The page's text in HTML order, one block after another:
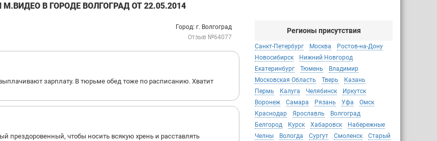
В ГОРОДЕ ВОЛГОГРАД ОТ 22.05.2014
Город: г. Волгоград
Отзыв №64077
зарплату. В тюрьме обед тоже по расписанию. Хватит
прездоровенный, чтобы носить всякую хрень и расставлять
Регионы присутствия
Санкт-Петербург Москва
Ростов-на-Дону
Новосибирск
Нижний Новгород
Екатеринбург
Тюмень
Владимир
Московская Область
Тверь
Казань
Пермь
Калуга Челябинск
Иркутск
Воронеж
Самара Рязань Уфа
Омск
Краснодар
Ярославль
Волгоград
Белгород
Курск Хабаровск
Набережные
Челны
Вологда Сургут Смоленск
Старый